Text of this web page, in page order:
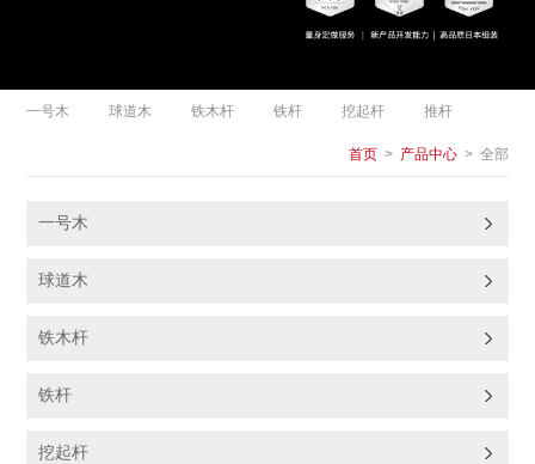
一号木 球道木 铁木杆 铁杆 挖起杆 推杆
首页> 产品中心> 全部
一号木
球道木
铁木杆
铁杆
挖起杆